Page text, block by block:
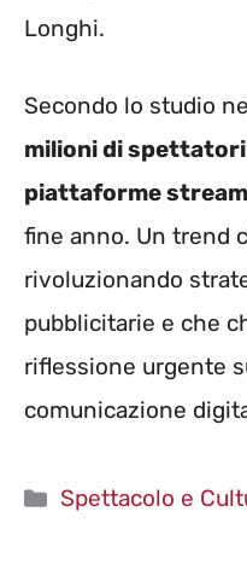
Longhi.
Secondo lo studio
milioni di
piattaforme
fine anno. Un trend
rivoluzionando
pubblicitarie e che
riflessione urgente
comunicazione
Categorie
Spettacolo e